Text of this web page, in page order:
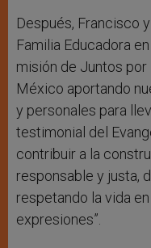
Después, Francisco
Familia Educadora
misión de Juntos por
México aportando
y personales para
testimonial del
contribuir a la
responsable y justa,
respetando la vida
expresiones”.